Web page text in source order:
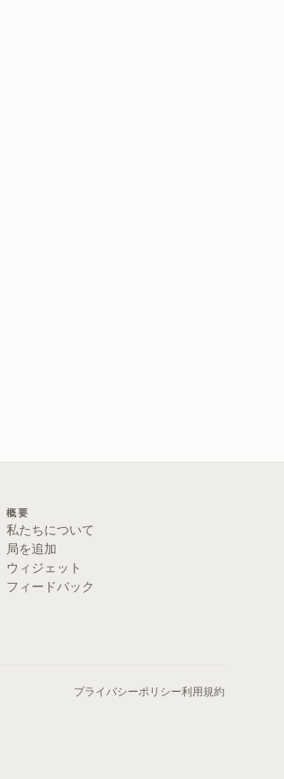
概要
私たちについて
局を追加
ウィジェット
フィードバック
プライバシーポリシー利用規約